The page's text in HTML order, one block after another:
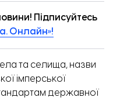
Підписуйтесь
Онлайн»!
та селища, назви
імперської
державної